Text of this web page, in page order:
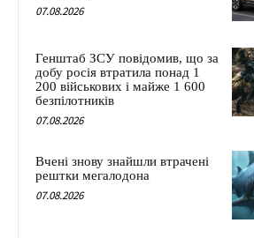
07.08.2026
Генштаб ЗСУ повідомив, що за
добу росія втратила понад 1
200 військових і майже 1 600
безпілотників
07.08.2026
Вчені знову знайшли втрачені
рештки мегалодона
07.08.2026